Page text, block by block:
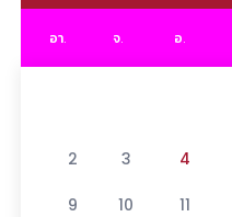
อา. จ. อ.
2 3 4
9 10 11